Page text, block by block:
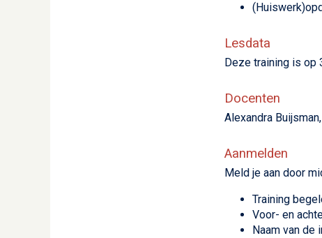
Lesdata
Deze training is op
Docenten
Alexandra
Aanmelden
Meld je aan door
Training
Voor- en
Naam van de